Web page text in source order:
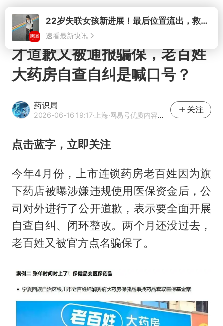
打开22岁失联女孩新进展！最后位置流出，救援队再曝两大噩耗母亲崩溃
速看最新快讯
才道歉又被通报骗保，老百姓
大药房自查自纠是喊口号？
药识局
2026-06-16 19:17·上海·网易号优质内容创作者
关注
点击蓝字，立即关注
今年4月份，上市连锁药房老百姓因为旗
下药店被曝涉嫌违规使用医保资金后，公
司对外进行了公开道歉，表示要全面开展
自查自纠、闭环整改。两个月还没过去，
老百姓又被官方点名骗保了。